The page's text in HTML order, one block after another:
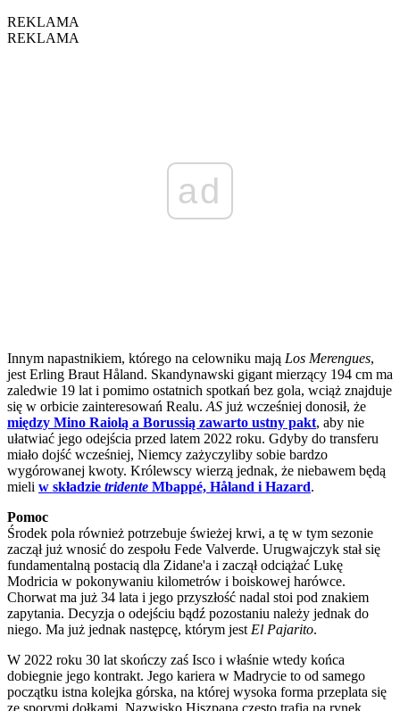
REKLAMA
REKLAMA
ad
Innym napastnikiem, którego na celowniku mają Los Merengues,
jest Erling Braut Håland. Skandynawski gigant mierzący 194 cm ma
zaledwie 19 lat i pomimo ostatnich spotkań bez gola, wciąż znajduje
się w orbicie zainteresowań Realu. AS już wcześniej donosił, że
między Mino Raiolą a Borussią zawarto ustny pakt, aby nie
ułatwiać jego odejścia przed latem 2022 roku. Gdyby do transferu
miało dojść wcześniej, Niemcy zażyczyliby sobie bardzo
wygórowanej kwoty. Królewscy wierzą jednak, że niebawem będą
mieli w składzie tridente Mbappé, Håland i Hazard.
Pomoc
Środek pola również potrzebuje świeżej krwi, a tę w tym sezonie
zaczął już wnosić do zespołu Fede Valverde. Urugwajczyk stał się
fundamentalną postacią dla Zidane'a i zaczął odciążać Lukę
Modricia w pokonywaniu kilometrów i boiskowej harówce.
Chorwat ma już 34 lata i jego przyszłość nadal stoi pod znakiem
zapytania. Decyzja o odejściu bądź pozostaniu należy jednak do
niego. Ma już jednak następcę, którym jest El Pajarito.
W 2022 roku 30 lat skończy zaś Isco i właśnie wtedy końca
dobiegnie jego kontrakt. Jego kariera w Madrycie to od samego
początku istna kolejka górska, na której wysoka forma przeplata się
ze sporymi dołkami. Nazwisko Hiszpana często trafia na rynek